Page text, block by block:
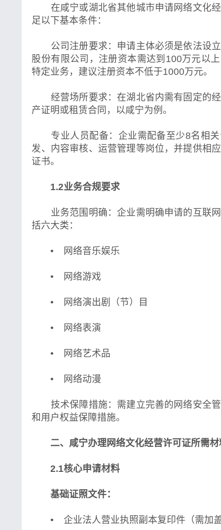
在咸宁或湖北省其他城市申请网络文化经
足以下基本条件：
公司注册要求：申请主体必须是依法设立
股份有限公司，注册资本需达到100万元以
特定业务，建议注册资本不低于1000万元。
经营场所要求：在湖北省内需有固定的经
产证明或租赁合同，以咸宁为例。
专业人员配备：企业需配备至少8名相关
发、内容审核、运营管理等岗位，并提供相
证书。
1.2业务合规要求
业务范围明确：企业需明确申请的互联网
括六大类：
• 网络音乐娱乐
• 网络游戏
• 网络演出剧（节）目
• 网络表演
• 网络艺术品
• 网络动漫
技术保障措施：需建立完善的网络安全管
和用户权益保障措施。
二、咸宁办理网络文化经营许可证所需材
2.1核心申请材料
基础证照文件：
• 企业法人营业执照副本复印件（需加